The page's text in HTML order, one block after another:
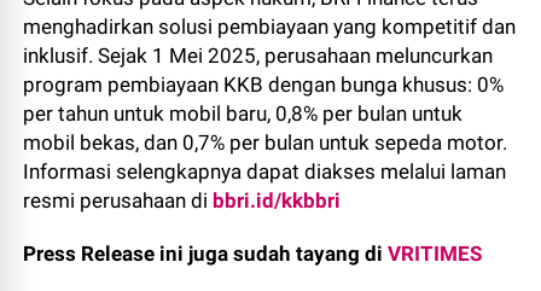
menghadirkan solusi pembiayaan yang kompetitif dan
inklusif. Sejak 1 Mei 2025, perusahaan meluncurkan
program pembiayaan KKB dengan bunga khusus: 0%
per tahun untuk mobil baru, 0,8% per bulan untuk
mobil bekas, dan 0,7% per bulan untuk sepeda motor.
Informasi selengkapnya dapat diakses melalui laman
resmi perusahaan di bbri.id/kkbbri
Press Release ini juga sudah tayang diVRITIMES